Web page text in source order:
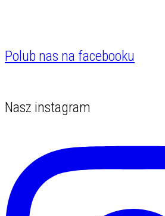
Polub nas na facebooku
Nasz instagram